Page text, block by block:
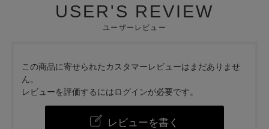
USER'S REVIEW
ユーザーレビュー
この商品に寄せられたカスタマーレビューはまだありませ
ん。
レビューを評価するにはログインが必要です。
レビューを書く